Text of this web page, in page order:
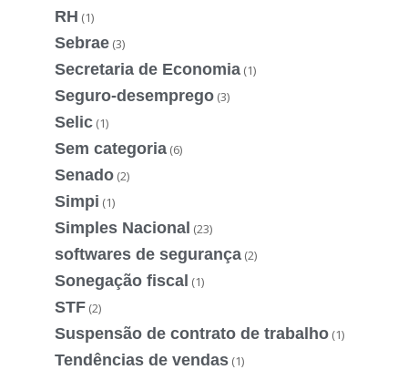
RH (1)
Sebrae (3)
Secretaria de Economia (1)
Seguro-desemprego (3)
Selic (1)
Sem categoria (6)
Senado (2)
Simpi (1)
Simples Nacional (23)
softwares de segurança (2)
Sonegação fiscal (1)
STF (2)
Suspensão de contrato de trabalho (1)
Tendências de vendas (1)